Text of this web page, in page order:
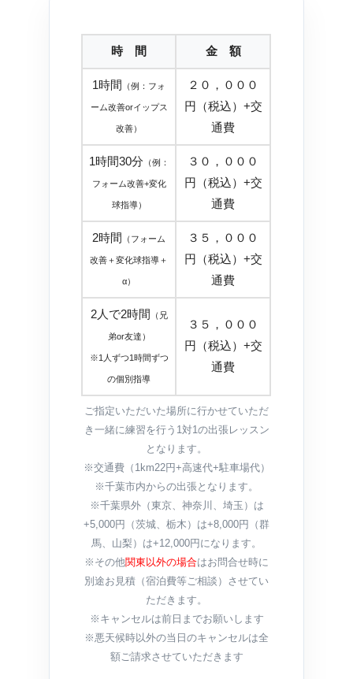
時 間 金 額
1時間 （例：フォ
ーム改善orイップス
改善）
２０，０００
円（税込）+交
通費
1時間30分 （例：
フォーム改善+変化
球指導）
３０，０００
円（税込）+交
通費
2時間 （フォーム
改善＋変化球指導＋
α）
３５，０００
円（税込）+交
通費
2人で2時間 （兄
弟or友達）
※1人ずつ1時間ずつ
の個別指導
３５，０００
円（税込）+交
通費
ご指定いただいた場所に行かせていただ
き一緒に練習を行う1対1の出張レッスン
となります。
※交通費（1km22円+高速代+駐車場代）
※千葉市内からの出張となります。
※千葉県外（東京、神奈川、埼玉）は
+5,000円（茨城、栃木）は+8,000円（群
馬、山梨）は+12,000円になります。
※その他関東以外の場合はお問合せ時に
別途お見積（宿泊費等ご相談）させてい
ただきます。
※キャンセルは前日までお願いします
※悪天候時以外の当日のキャンセルは全
額ご請求させていただきます